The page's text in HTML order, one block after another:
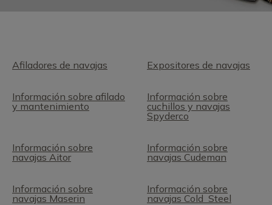
Afiladores de navajas Expositores de navajas
Información sobre afilado
y mantenimiento
Información sobre
cuchillos y navajas
Spyderco
Información sobre
navajas Aitor
Información sobre
navajas Cudeman
Información sobre
navajas Maserin
Información sobre
navajas Cold Steel